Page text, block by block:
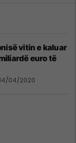
vitin e kaluar
euro të
04/2020